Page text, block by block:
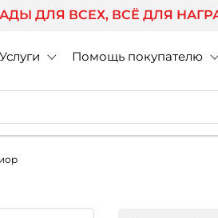
ДЛЯ ВСЕХ, ВСЁ ДЛЯ
Услуги Помощь покупателю